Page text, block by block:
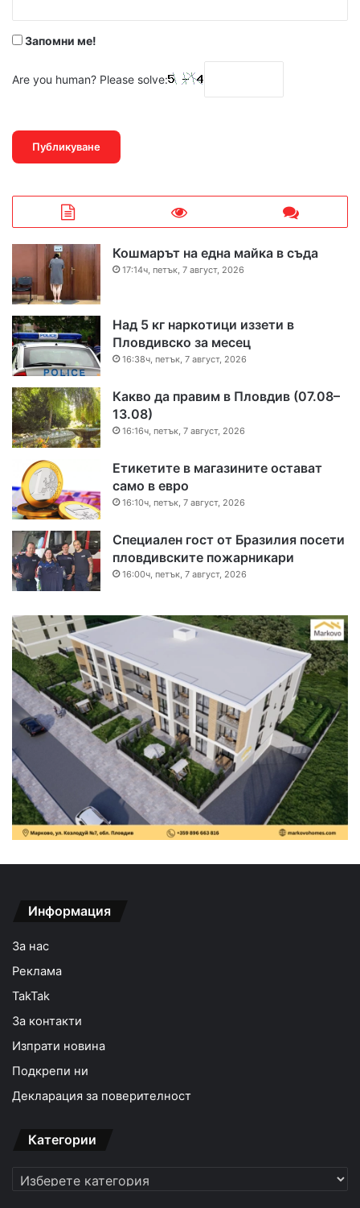
Запомни ме!
Are you human? Please solve:
Кошмарът на една майка в съда
17:14ч, петък, 7 август, 2026
Над 5 кг наркотици иззети в
Пловдивско за месец
16:38ч, петък, 7 август, 2026
Какво да правим в Пловдив (07.08–
13.08)
16:16ч, петък, 7 август, 2026
Етикетите в магазините остават
само в евро
16:10ч, петък, 7 август, 2026
Специален гост от Бразилия посети
пловдивските пожарникари
16:00ч, петък, 7 август, 2026
Информация
За нас
Реклама
TakTak
За контакти
Изпрати новина
Подкрепи ни
Декларация за поверителност
Категории
Категории